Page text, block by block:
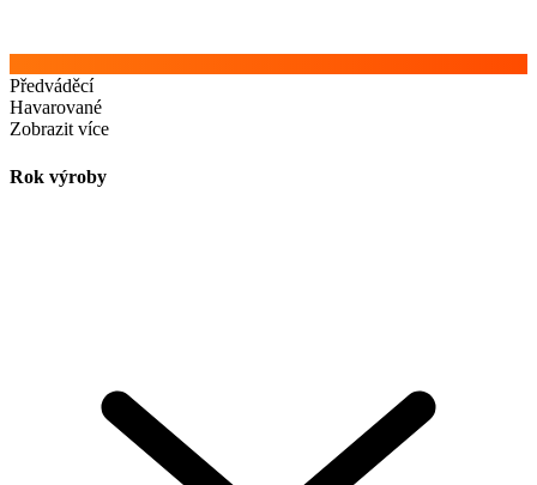
Předváděcí
Havarované
Zobrazit více
Rok výroby